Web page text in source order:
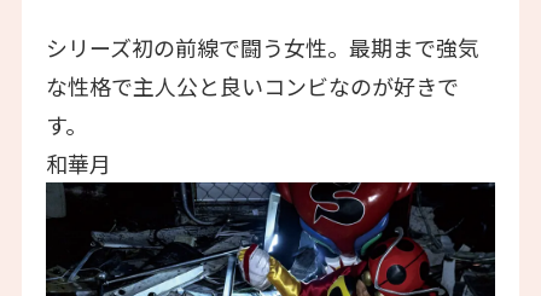
シリーズ初の前線で闘う女性。最期まで強気
な性格で主人公と良いコンビなのが好きで
す。
和華月